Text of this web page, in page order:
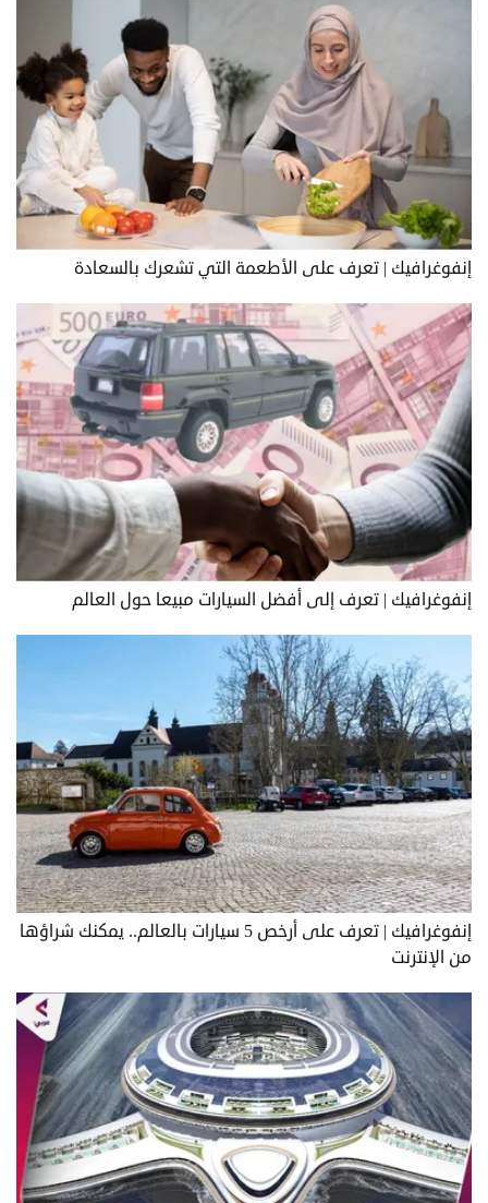
إنفوغرافيك | تعرف على الأطعمة التي تشعرك بالسعادة
إنفوغرافيك | تعرف إلى أفضل السيارات مبيعا حول العالم
إنفوغرافيك | تعرف على أرخص 5 سيارات بالعالم.. يمكنك شراؤها
من الإنترنت